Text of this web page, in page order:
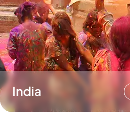
India